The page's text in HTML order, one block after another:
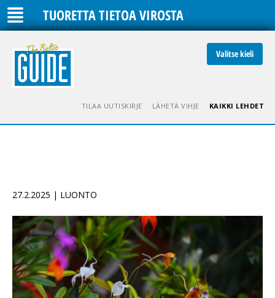
TUORETTA TIETOA VIROSTA
Valitse kieli
TILAA UUTISKIRJE LÄHETÄ VIHJE KAIKKI LEHDET
27.2.2025 | LUONTO